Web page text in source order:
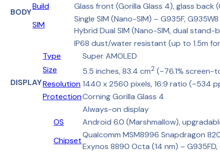
BODY
Build
Glass front (Gorilla Glass 4), glass back
SIM
Single SIM (Nano-SIM) – G935F, G935W8
Hybrid Dual SIM (Nano-SIM, dual stand-
IP68 dust/water resistant (up to 1.5m
DISPLAY
Type
Super AMOLED
Size
5.5 inches, 83.4 cm2 (~76.1%
Resolution1440 x 2560 pixels, 16:9 ratio (~534
ProtectionCorning Gorilla Glass 4
Always-on display
OS
Android 6.0 (Marshmallow),
Chipset
Qualcomm MSM8996 Snapdragon
Exynos 8890 Octa (14 nm) – G935FD,